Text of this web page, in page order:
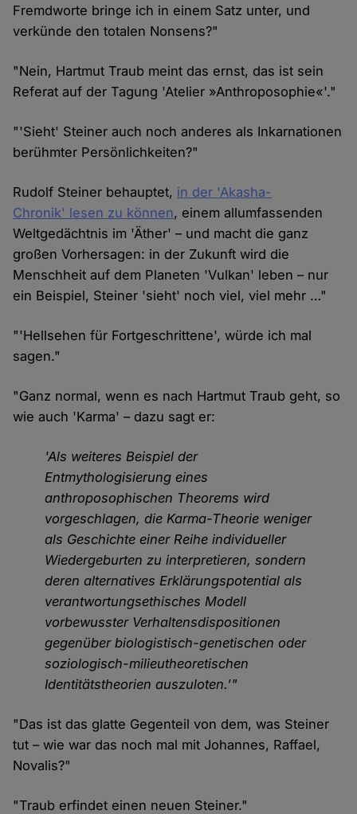
Fremdworte bringe ich in einem Satz unter, und
verkünde den totalen Nonsens?"
"Nein, Hartmut Traub meint das ernst, das ist sein
Referat auf der Tagung 'Atelier »Anthroposophie«'."
"'Sieht' Steiner auch noch anderes als Inkarnationen
berühmter Persönlichkeiten?"
Rudolf Steiner behauptet, in der 'Akasha-
Chronik' lesen zu können, einem allumfassenden
Weltgedächtnis im 'Äther' – und macht die ganz
großen Vorhersagen: in der Zukunft wird die
Menschheit auf dem Planeten 'Vulkan' leben – nur
ein Beispiel, Steiner 'sieht' noch viel, viel mehr …"
"'Hellsehen für Fortgeschrittene', würde ich mal
sagen."
"Ganz normal, wenn es nach Hartmut Traub geht, so
wie auch 'Karma' – dazu sagt er:
'Als weiteres Beispiel der
Entmythologisierung eines
anthroposophischen Theorems wird
vorgeschlagen, die Karma-Theorie weniger
als Geschichte einer Reihe individueller
Wiedergeburten zu interpretieren, sondern
deren alternatives Erklärungspotential als
verantwortungsethisches Modell
vorbewusster Verhaltensdispositionen
gegenüber biologistisch-genetischen oder
soziologisch-milieutheoretischen
Identitätstheorien auszuloten.'"
"Das ist das glatte Gegenteil von dem, was Steiner
tut – wie war das noch mal mit Johannes, Raffael,
Novalis?"
"Traub erfindet einen neuen Steiner."